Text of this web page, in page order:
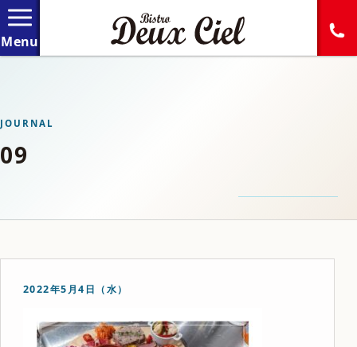
JOURNAL
09
2022年5月4日（水）